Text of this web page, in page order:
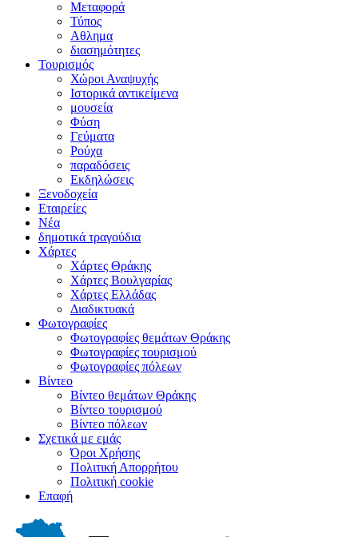
Μεταφορά
Τύπος
Αθλημα
διασημότητες
Τουρισμός
Χώροι Αναψυχής
Ιστορικά αντικείμενα
μουσεία
Φύση
Γεύματα
Ρούχα
παραδόσεις
Εκδηλώσεις
Ξενοδοχεία
Εταιρείες
Νέα
δημοτικά τραγούδια
Χάρτες
Χάρτες Θράκης
Χάρτες Βουλγαρίας
Χάρτες Ελλάδας
Διαδικτυακά
Φωτογραφίες
Φωτογραφίες θεμάτων Θράκης
Φωτογραφίες τουρισμού
Φωτογραφίες πόλεων
Βίντεο
Βίντεο θεμάτων Θράκης
Βίντεο τουρισμού
Βίντεο πόλεων
Σχετικά με εμάς
Όροι Χρήσης
Πολιτική Απορρήτου
Πολιτική cookie
Επαφή